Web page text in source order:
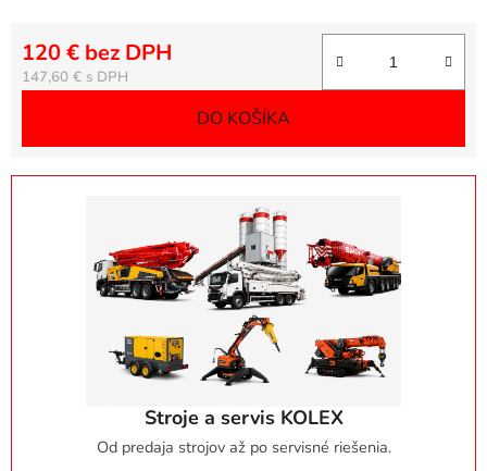
147,60 €
120 € bez DPH
DO KOŠÍKA
Stroje a servis KOLEX
Od predaja strojov až po servisné riešenia.